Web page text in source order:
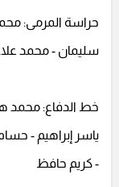
حراسة المرمى:
سليمان - محمد
خط الدفاع: محمد
ياسر إبراهيم -
- كريم حافظ